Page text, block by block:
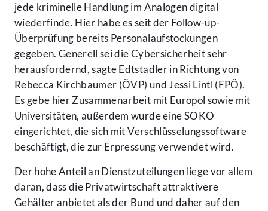
jede kriminelle Handlung im Analogen digital
wiederfinde. Hier habe es seit der Follow-up-
Überprüfung bereits Personalaufstockungen
gegeben. Generell sei die Cybersicherheit sehr
herausfordernd, sagte Edtstadler in Richtung von
Rebecca Kirchbaumer (ÖVP) und Jessi Lintl (FPÖ).
Es gebe hier Zusammenarbeit mit Europol sowie mit
Universitäten, außerdem wurde eine SOKO
eingerichtet, die sich mit Verschlüsselungssoftware
beschäftigt, die zur Erpressung verwendet wird.
Der hohe Anteil an Dienstzuteilungen liege vor allem
daran, dass die Privatwirtschaft attraktivere
Gehälter anbietet als der Bund und daher auf den